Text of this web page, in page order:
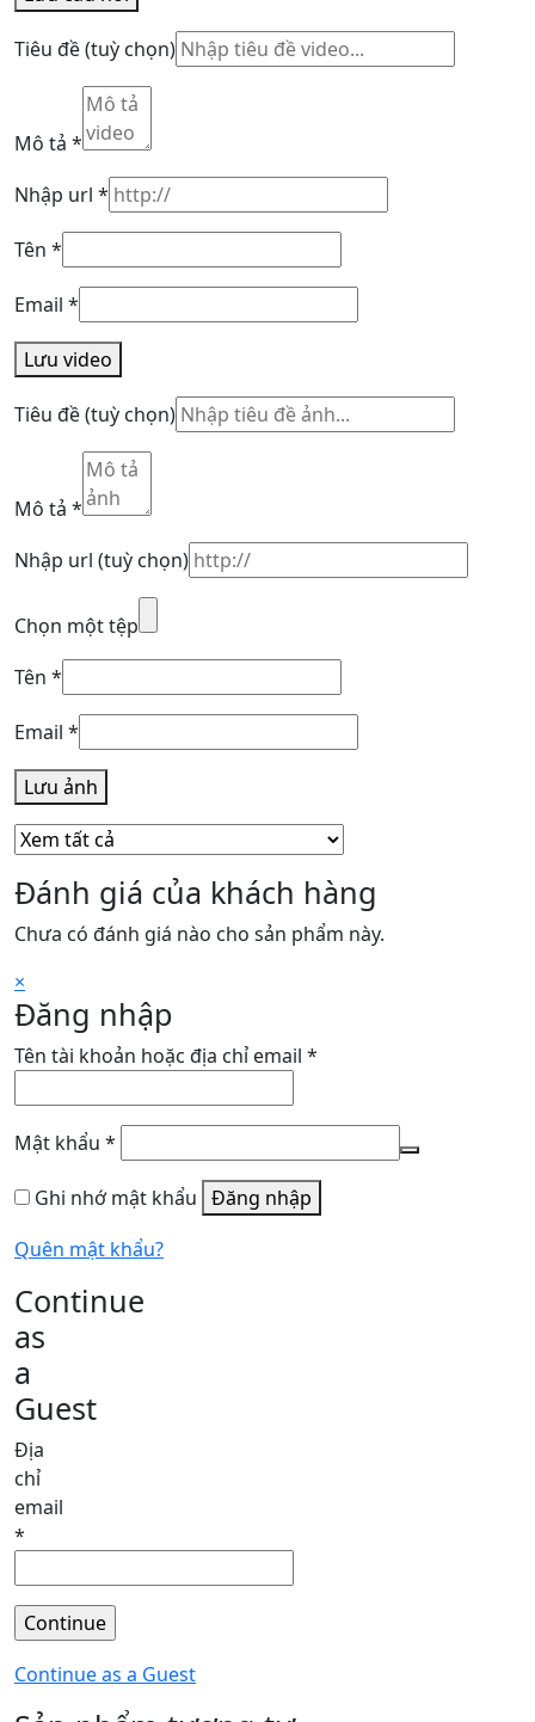
Tiêu đề(tuỳ chọn)
Mô tả *
Nhập url *
Tên *
Email *
Lưu video
Tiêu đề(tuỳ chọn)
Mô tả *
Nhập url (tuỳ chọn)
Chọn một tệp
Tên *
Email *
Lưu ảnh
Đánh giá của khách hàng
Chưa có đánh giá nào cho sản phẩm này.
×
Đăng nhập
Tên tài khoản hoặc địa chỉ email *
Mật khẩu *
Ghi nhớ mật khẩu Đăng nhập
Quên mật khẩu?
Continue
as
a
Guest
Địa
chỉ
email
*
Continue as a Guest